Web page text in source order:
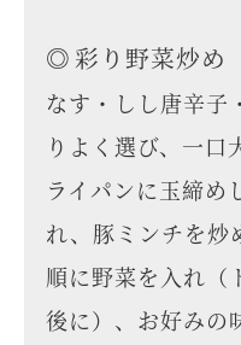
彩り野菜炒め
なす・しし唐辛子
りよく選び、一口
ライパンに玉締め
れ、豚ミンチを炒
順に野菜を入れ（
後に）、お好みの